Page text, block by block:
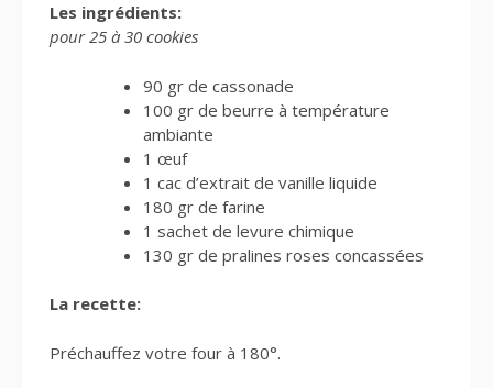
Les ingrédients:
pour 25 à 30 cookies
90 gr de cassonade
100 gr de beurre à température
ambiante
1 œuf
1 cac d’extrait de vanille liquide
180 gr de farine
1 sachet de levure chimique
130 gr de pralines roses concassées
La recette:
Préchauffez votre four à 180°.